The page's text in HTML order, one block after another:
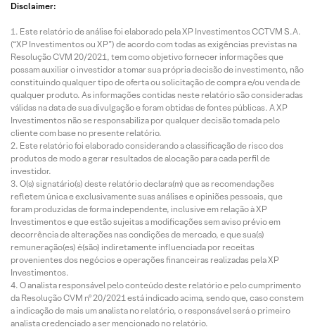
Disclaimer:
Este relatório de análise foi elaborado pela XP Investimentos CCTVM S.A.
(“XP Investimentos ou XP”) de acordo com todas as exigências previstas na
Resolução CVM 20/2021, tem como objetivo fornecer informações que
possam auxiliar o investidor a tomar sua própria decisão de investimento, não
constituindo qualquer tipo de oferta ou solicitação de compra e/ou venda de
qualquer produto. As informações contidas neste relatório são consideradas
válidas na data de sua divulgação e foram obtidas de fontes públicas. A XP
Investimentos não se responsabiliza por qualquer decisão tomada pelo
cliente com base no presente relatório.
Este relatório foi elaborado considerando a classificação de risco dos
produtos de modo a gerar resultados de alocação para cada perfil de
investidor.
O(s) signatário(s) deste relatório declara(m) que as recomendações
refletem única e exclusivamente suas análises e opiniões pessoais, que
foram produzidas de forma independente, inclusive em relação à XP
Investimentos e que estão sujeitas a modificações sem aviso prévio em
decorrência de alterações nas condições de mercado, e que sua(s)
remuneração(es) é(são) indiretamente influenciada por receitas
provenientes dos negócios e operações financeiras realizadas pela XP
Investimentos.
O analista responsável pelo conteúdo deste relatório e pelo cumprimento
da Resolução CVM nº 20/2021 está indicado acima, sendo que, caso constem
a indicação de mais um analista no relatório, o responsável será o primeiro
analista credenciado a ser mencionado no relatório.